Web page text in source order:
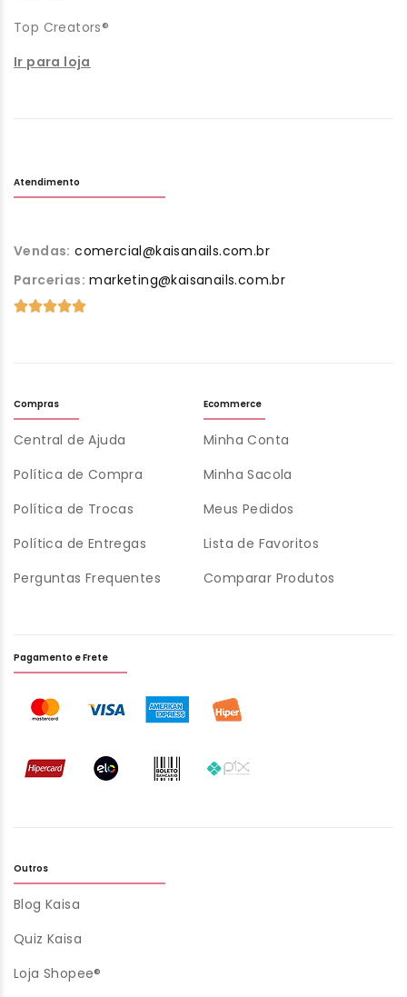
Top Creators®
Ir para loja
Atendimento
Vendas: comercial@kaisanails.com.br
Parcerias: marketing@kaisanails.com.br
Compras
Central de Ajuda
Política de Compra
Política de Trocas
Política de Entregas
Perguntas Frequentes
Ecommerce
Minha Conta
Minha Sacola
Meus Pedidos
Lista de Favoritos
Comparar Produtos
Outros
Blog Kaisa
Quiz Kaisa
Loja Shopee®
Pagamento e Frete